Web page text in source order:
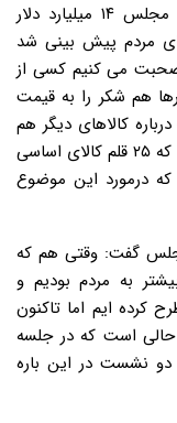
حاجی دلیگانی گفت: در سال ۹۷ نمایندگان مجلس ۱۴ میلیارد دلار
مردم پیش بینی شد
صحبت می کنیم کسی از
هم شکر را به قیمت
درباره کالاهای دیگر هم
همچنین است. این در حالی است که قرار بود که ۲۵ قلم کالای اساسی
که درمورد این موضوع
گفت: وقتی هم که
به مردم بودیم و
کرده ایم اما تاکنون
حالی است که در جلسه
نشست در این باره